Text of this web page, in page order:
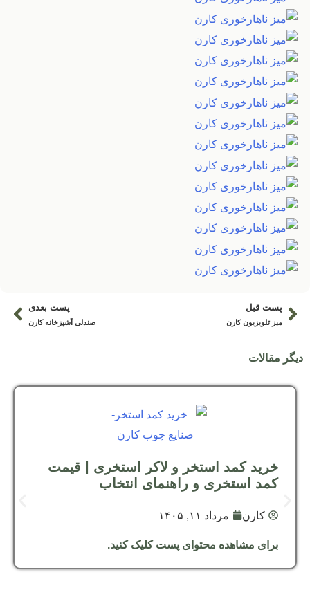
قبلیپست قبل
میز تلویزیون کارن
پست بعدی
صندلی آشپزخانه کارن
دیگر مقالات
خرید کمد استخر و لاکر استخری | قیمت
کمد استخری و راهنمای انتخاب
کارن مرداد ۱۱, ۱۴۰۵
برای مشاهده محتوای پست کلیک کنید.